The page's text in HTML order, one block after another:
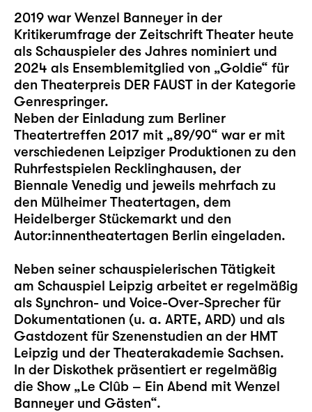
2019 war Wenzel Banneyer in der
Kritikerumfrage der Zeitschrift Theater heute
als Schauspieler des Jahres nominiert und
2024 als Ensemblemitglied von „Goldie“ für
den Theaterpreis DER FAUST in der Kategorie
Genrespringer.
Neben der Einladung zum Berliner
Theatertreffen 2017 mit „89/90“ war er mit
verschiedenen Leipziger Produktionen zu den
Ruhrfestspielen Recklinghausen, der
Biennale Venedig und jeweils mehrfach zu
den Mülheimer Theatertagen, dem
Heidelberger Stückemarkt und den
Autor:innentheatertagen Berlin eingeladen.
Neben seiner schauspielerischen Tätigkeit
am Schauspiel Leipzig arbeitet er regelmäßig
als Synchron- und Voice-Over-Sprecher für
Dokumentationen (u. a. ARTE, ARD) und als
Gastdozent für Szenenstudien an der HMT
Leipzig und der Theaterakademie Sachsen.
In der Diskothek präsentiert er regelmäßig
die Show „Le Clûb – Ein Abend mit Wenzel
Banneyer und Gästen“.